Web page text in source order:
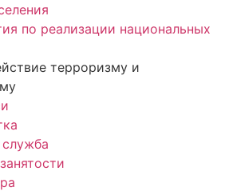
по реализации национальных
терроризму и